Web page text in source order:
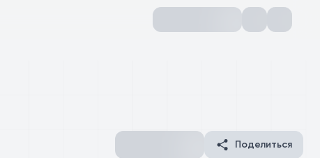
Поделиться